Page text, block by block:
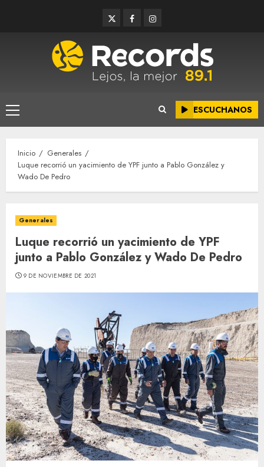
TwitterFacebookInstagram
Menú
principal
ESCUCHANOS
Inicio
Generales
Luque recorrió un yacimiento de YPF junto a Pablo González y
Wado De Pedro
Generales
Luque recorrió un yacimiento de YPF
junto a Pablo González y Wado De Pedro
9 DE NOVIEMBRE DE 2021